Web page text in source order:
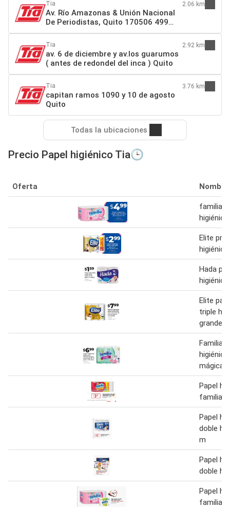
Tia
Av. Río Amazonas & Unión Nacional
De Periodistas, Quito 170506 499
Quito
2.06 km
Tia
av. 6 de diciembre y av.los guarumos
( antes de redondel del inca ) Quito
2.92 km
Tia
capitan ramos 1090 y 10 de agosto
Quito
3.76 km
Todas la ubicaciones
Precio Papel higiénico Tia🕒
Oferta Nombre
familia
Elite
Hada
Elite
triple
grande
Familia
mágica
Papel
familia
Papel
doble
m
Papel
doble
Papel
familia